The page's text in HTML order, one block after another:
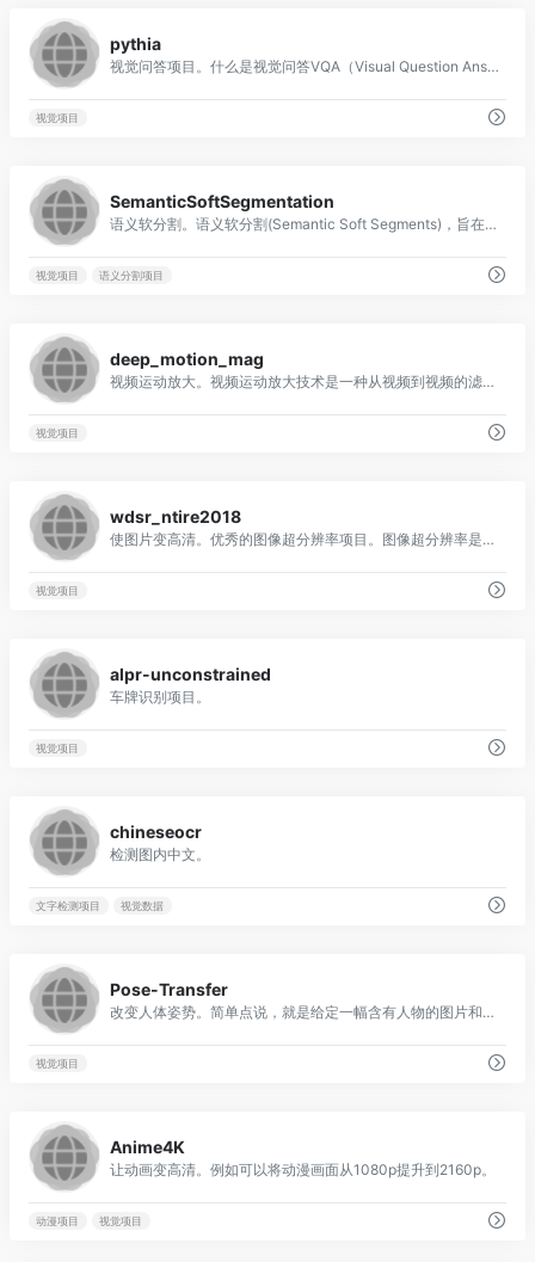
pythia
视觉问答项目。什么是视觉问答VQA（Visual Question Answering）？ 给定一幅图片及与图片相关的问题，系统通过理解图片回答这个问题，它涉及到图像识别和自然语言理解。
视觉项目
SemanticSoftSegmentation
语义软分割。语义软分割(Semantic Soft Segments)，旨在精确表示图像不同区域间的软过渡. 类似于磁力套索(magnetic lasso) 和魔术棒(magic wand) 的功能. 普通语义分割将每个像素分配到一个类，语义软分割中则每个像素有可能分配到多个类，且目标之间的过渡区域平滑，这对于图像编辑是非常重要的。以往这需要专业的PS人员处理，而通过软语义分割，将这个过程实现自动化。
视觉项目 语义分割项目
deep_motion_mag
视频运动放大。视频运动放大技术是一种从视频到视频的滤波处理，可以使我们能够看到在视频中肉眼看不到的小的运动，例如振动飞机机翼的动作，或者在风的影响下摇摆的建筑物等。
视觉项目
wdsr_ntire2018
使图片变高清。优秀的图像超分辨率项目。图像超分辨率是指由一幅低分辨率图像或图像序列恢复出高分辨率图像。
视觉项目
alpr-unconstrained
车牌识别项目。
视觉项目
chineseocr
检测图内中文。
文字检测项目 视觉数据
Pose-Transfer
改变人体姿势。简单点说，就是给定一幅含有人物的图片和一个目标姿态，将图片内人物转换成目标姿态的样子。当然目标姿态可以是从其他图片人物中计算得来的。（所以也可以将一幅图片的人物转成另一图片内人物的姿态）
视觉项目
Anime4K
让动画变高清。例如可以将动漫画面从1080p提升到2160p。
动漫项目 视觉项目